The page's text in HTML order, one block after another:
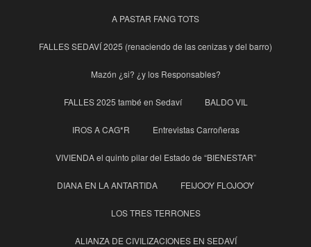
A PASTAR FANG TOTS
FALLES SEDAVÍ 2025 (renaciendo de las cenizas y del barro)
Mazón ¿si? ¿y los Responsables?
FALLES 2025 també en Sedaví BALDO VIL
IROS A CAG*R Entrevistas Carroñeras
VIVIENDA el quinto pilar del Estado de “BIENESTAR”
DIANA EN LA ANTARTIDA FEIJOOY FLOJOOY
LOS TRES TERRONES
ALIANZA DE CIVILIZACIONES EN SEDAVÍ